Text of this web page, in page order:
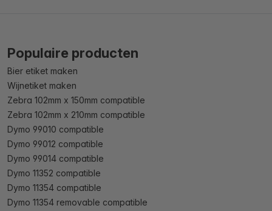
Populaire producten
Bier etiket maken
Wijnetiket maken
Zebra 102mm x 150mm compatible
Zebra 102mm x 210mm compatible
Dymo 99010 compatible
Dymo 99012 compatible
Dymo 99014 compatible
Dymo 11352 compatible
Dymo 11354 compatible
Dymo 11354 removable compatible